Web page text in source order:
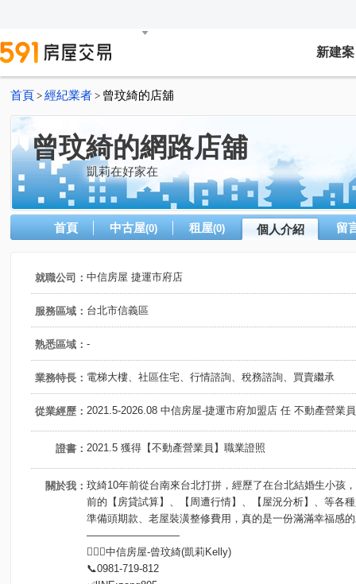
新建案
首頁 > 經紀業者 > 曾玟綺的店舖
曾玟綺的網路店舖
凱莉在好家在
首頁 中古屋(0) 租屋(0) 個人介紹 留
就職公司： 中信房屋 捷運市府店
服務區域： 台北市信義區
熟悉區域： -
業務特長： 電梯大樓、社區住宅、行情諮詢、稅務諮詢、買賣繼承
從業經歷： 2021.5-2026.08 中信房屋-捷運市府加盟店 任 不動產營業員
證書： 2021.5 獲得【不動產營業員】職業證照
關於我： 玟綺10年前從台南來台北打拼，經歷了在台北結婚生小孩
前的【房貸試算】、【周遭行情】、【屋況分析】、等各
準備頭期款、老屋裝潢整修費用，真的是一份滿滿幸福感
—————————
💁🏻‍♀️中信房屋-曾玟綺(凱莉Kelly)
📞0981-719-812